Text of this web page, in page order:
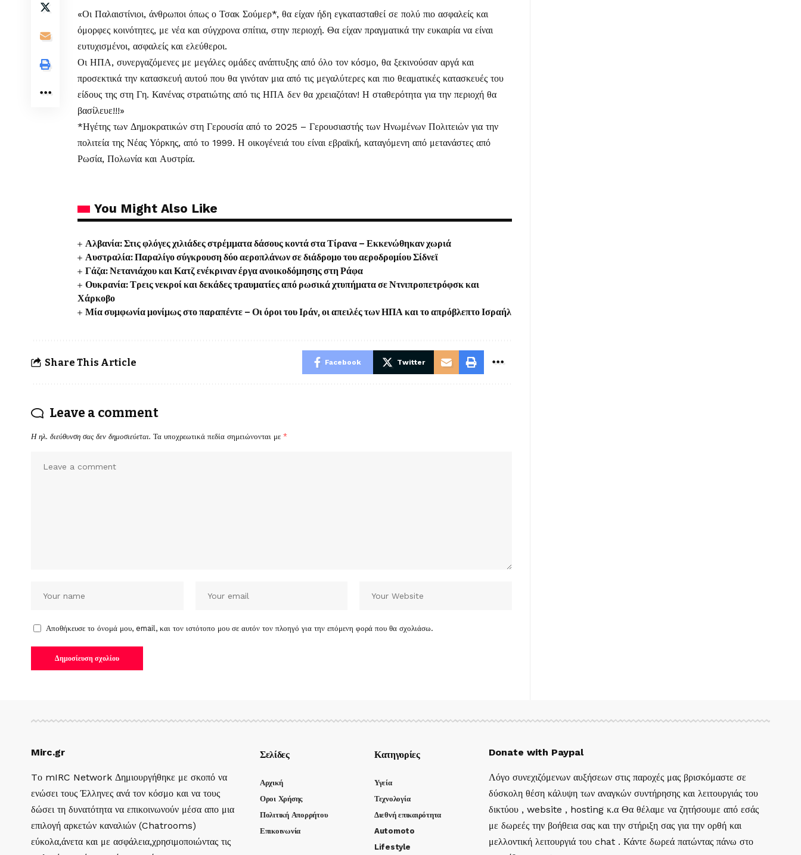
«Οι Παλαιστίνιοι, άνθρωποι όπως ο Τσακ Σούμερ*, θα είχαν ήδη εγκατασταθεί σε πολύ πιο ασφαλείς και
όμορφες κοινότητες, με νέα και σύγχρονα σπίτια, στην περιοχή. Θα είχαν πραγματικά την ευκαιρία να είναι
ευτυχισμένοι, ασφαλείς και ελεύθεροι.
Οι ΗΠΑ, συνεργαζόμενες με μεγάλες ομάδες ανάπτυξης από όλο τον κόσμο, θα ξεκινούσαν αργά και
προσεκτικά την κατασκευή αυτού που θα γινόταν μια από τις μεγαλύτερες και πιο θεαματικές κατασκευές του
είδους της στη Γη. Κανένας στρατιώτης από τις ΗΠΑ δεν θα χρειαζόταν! Η σταθερότητα για την περιοχή θα
βασίλευε!!!»
*Ηγέτης των Δημοκρατικών στη Γερουσία από τo 2025 – Γερουσιαστής των Ηνωμένων Πολιτειών για την
πολιτεία της Νέας Υόρκης, από το 1999. Η οικογένειά του είναι εβραϊκή, καταγόμενη από μετανάστες από
Ρωσία, Πολωνία και Αυστρία.
You Might Also Like
Αλβανία: Στις φλόγες χιλιάδες στρέμματα δάσους κοντά στα Τίρανα – Εκκενώθηκαν χωριά
Αυστραλία: Παραλίγο σύγκρουση δύο αεροπλάνων σε διάδρομο του αεροδρομίου Σίδνεϊ
Γάζα: Νετανιάχου και Κατζ ενέκριναν έργα ανοικοδόμησης στη Ράφα
Ουκρανία: Τρεις νεκροί και δεκάδες τραυματίες από ρωσικά χτυπήματα σε Ντνιπροπετρόφσκ και
Χάρκοβο
Μία συμφωνία μονίμως στο παραπέντε – Οι όροι του Ιράν, οι απειλές των ΗΠΑ και το απρόβλεπτο Ισραήλ
Share This Article Facebook Twitter
Leave a comment
Η ηλ. διεύθυνση σας δεν δημοσιεύεται. Τα υποχρεωτικά πεδία σημειώνονται με *
Αποθήκευσε το όνομά μου, email, και τον ιστότοπο μου σε αυτόν τον πλοηγό για την επόμενη φορά που θα σχολιάσω.
Mirc.gr
Tο mIRC Network Δημιουργήθηκε με σκοπό να
ενώσει τους Έλληνες ανά τον κόσμο και να τους
δώσει τη δυνατότητα να επικοινωνούν μέσα απο μια
επιλογή αρκετών καναλιών (Chatrooms)
εύκολα,άνετα και με ασφάλεια,χρησιμοποιώντας τις
Σελίδες
Αρχική
Οροι Χρήσης
Πολιτική Απορρήτου
Επικοινωνία
Κατηγορίες
Υγεία
Τεχνολογία
Διεθνή επικαιρότητα
Automoto
Lifestyle
Donate with Paypal
Λόγο συνεχιζόμενων αυξήσεων στις παροχές μας βρισκόμαστε σε
δύσκολη θέση κάλυψη των αναγκών συντήρησης και λειτουργιάς του
δικτύου , website , hosting κ.α Θα θέλαμε να ζητήσουμε από εσάς
με δωρεές την βοήθεια σας και την στήριξη σας για την ορθή και
μελλοντική λειτουργιά του chat . Κάντε δωρεά πατώντας πάνω στο